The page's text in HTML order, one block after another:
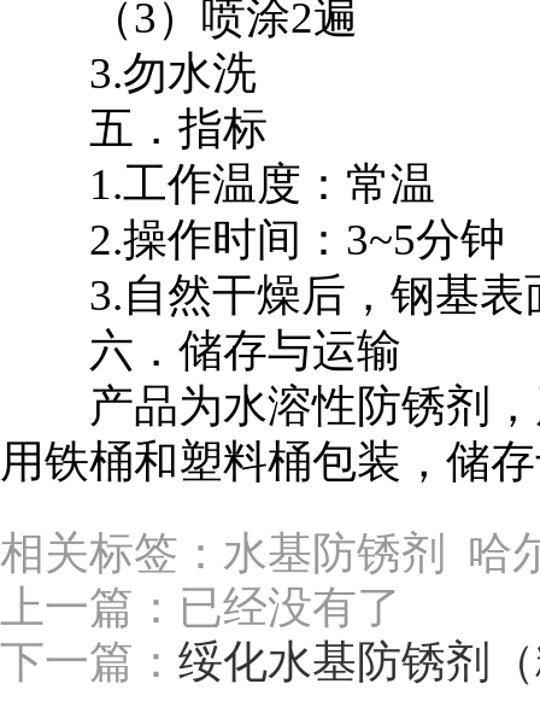
（3）喷涂2遍
3.勿水洗
五．指标
1.工作温度：常温
2.操作时间：3~5分钟
3.自然干燥后，钢基表
六．储存与运输
产品为水溶性防锈剂，
用铁桶和塑料桶包装，储
相关标签：水基防锈剂
上一篇：已经没有了
下一篇： 绥化水基防锈剂